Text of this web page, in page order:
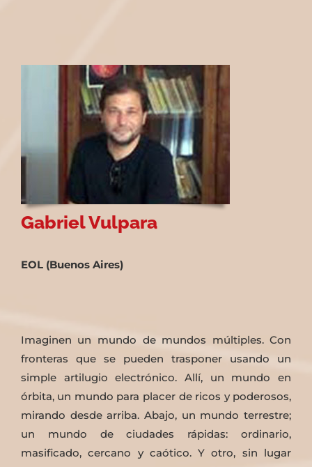
Gabriel Vulpara
EOL (Buenos Aires)
Imaginen un mundo de mundos múltiples. Con
fronteras que se pueden trasponer usando un
simple artilugio electrónico. Allí, un mundo en
órbita, un mundo para placer de ricos y poderosos,
mirando desde arriba. Abajo, un mundo terrestre;
un mundo de ciudades rápidas: ordinario,
masificado, cercano y caótico. Y otro, sin lugar